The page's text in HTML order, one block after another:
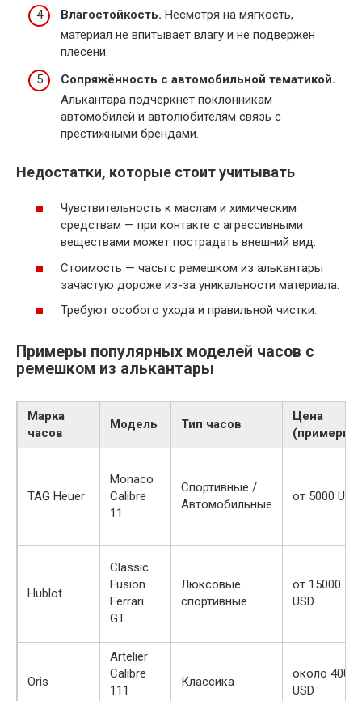
Влагостойкость. Несмотря на мягкость,
материал не впитывает влагу и не подвержен
плесени.
Сопряжённость с автомобильной тематикой.
Алькантара подчеркнет поклонникам
автомобилей и автолюбителям связь с
престижными брендами.
Недостатки, которые стоит учитывать
Чувствительность к маслам и химическим
средствам — при контакте с агрессивными
веществами может пострадать внешний вид.
Стоимость — часы с ремешком из алькантары
зачастую дороже из-за уникальности материала.
Требуют особого ухода и правильной чистки.
Примеры популярных моделей часов с
ремешком из алькантары
Марка
часов
Модель Тип часов
Цена
(примерно)
TAG Heuer
Monaco
Calibre
11
Спортивные /
Автомобильные
от 5000 USD
Hublot
Classic
Fusion
Ferrari
GT
Люксовые
спортивные
от 15000
USD
Oris
Artelier
Calibre
111
Классика
около 4000
USD